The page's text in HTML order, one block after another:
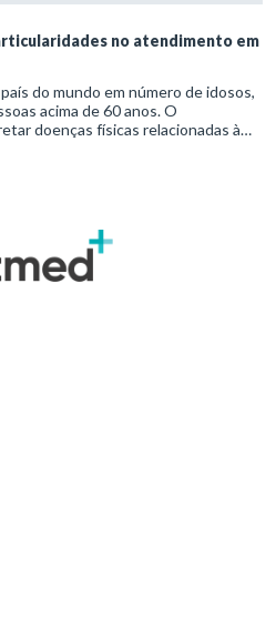
no atendimento em
do mundo em número de idosos,
acima de 60 anos. O
doenças físicas relacionadas à
entre alterações biológicas e